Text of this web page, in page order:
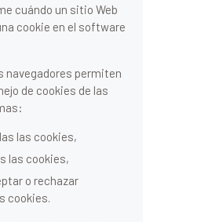
cuándo un sitio Web
cookie en el software
navegadores permiten
de cookies de las
las cookies,
las cookies,
o rechazar
cookies.